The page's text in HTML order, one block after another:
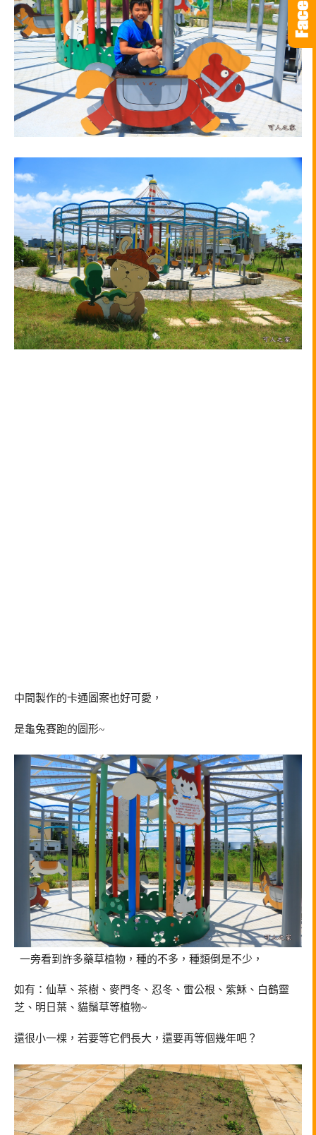
中間製作的卡通圖案也好可愛，
是龜兔賽跑的圖形~
一旁看到許多藥草植物，種的不多，種類倒是不少，
如有：仙草、茶樹、麥門冬、忍冬、雷公根、紫穌、白鶴靈
芝、明日葉、貓鬚草等植物~
還很小一棵，若要等它們長大，還要再等個幾年吧？